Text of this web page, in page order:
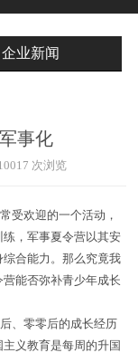
企业新闻
事化
次浏览
受欢迎的一个活动，
，军事夏令营以其安
合能力。那么究竟我
能否弥补青少年成长
、零零后的成长经历
义教育是每周的升国